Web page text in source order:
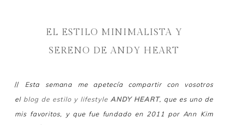
EL ESTILO MINIMALISTA Y
SERENO DE ANDY HEART
// Esta semana me apetecía compartir con vosotros
el blog de estilo y lifestyle ANDY HEART, que es uno de
mis favoritos, y que fue fundado en 2011 por Ann Kim